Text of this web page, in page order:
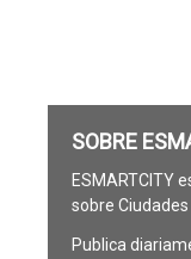
SOBRE
ESMARTCITY
sobre
Publica